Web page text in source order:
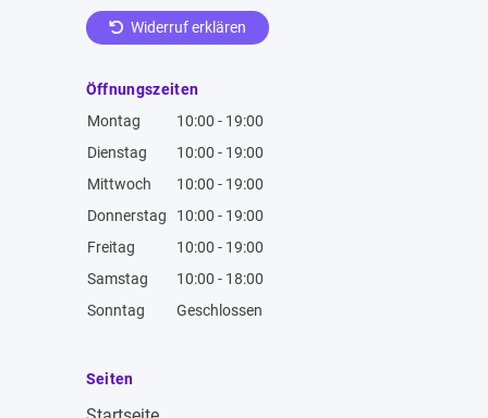
Widerruf erklären
Öffnungszeiten
Montag
10:00 - 19:00
Dienstag
10:00 - 19:00
Mittwoch
10:00 - 19:00
Donnerstag
10:00 - 19:00
Freitag
10:00 - 19:00
Samstag
10:00 - 18:00
Sonntag
Geschlossen
Seiten